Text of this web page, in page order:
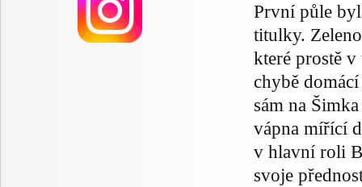
První půle
titulky.
které prostě
chybě
sám na
vápna mířící
v hlavní roli
svoje